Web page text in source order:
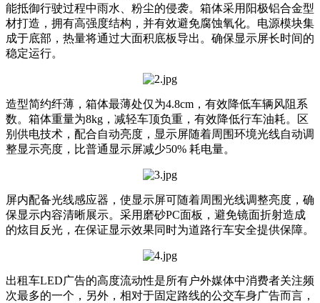
能抵御行驶过程中雨水、粉尘的侵袭。箱体采用阳极铝合金型
材打造，拥有高强度结构，并有效避免腐蚀氧化。电源模块集
成于底部，热量将通过大面积底板导出。确保显示屏长时间的
稳定运行。
造型简约纤薄，箱体最薄处仅为4.8cm，有效降低车辆风阻系
数。箱体重量为8kg，减轻车顶负重，有效降低行车油耗。区
别供电技术，配合自动亮度，显示屏随着周围环境光线自动调
整显示亮度，比普通显示屏减少50% 耗电量。
屏内配备光线感应器，使显示屏可随着周围光线调整亮度，确
保显示内容清晰展示。采用磨砂PC面板，避免镜面折射造成
的炫目反光，在保证显示效果同时为道路行车安全提供保障。
出租车LED广告的高度流动性是所有户外媒体中消费者关注频
次最多的一个，另外，相对于固定路线的公交车身广告而言，